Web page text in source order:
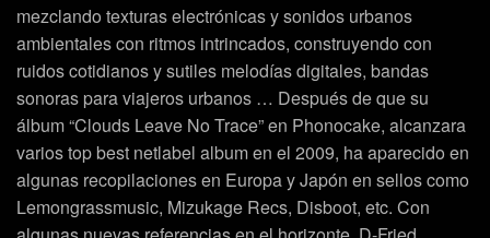
mezclando texturas electrónicas y sonidos urbanos
ambientales con ritmos intrincados, construyendo con
ruidos cotidianos y sutiles melodías digitales, bandas
sonoras para viajeros urbanos … Después de que su
álbum “Clouds Leave No Trace” en Phonocake, alcanzara
varios top best netlabel album en el 2009, ha aparecido en
algunas recopilaciones en Europa y Japón en sellos como
Lemongrassmusic, Mizukage Recs, Disboot, etc. Con